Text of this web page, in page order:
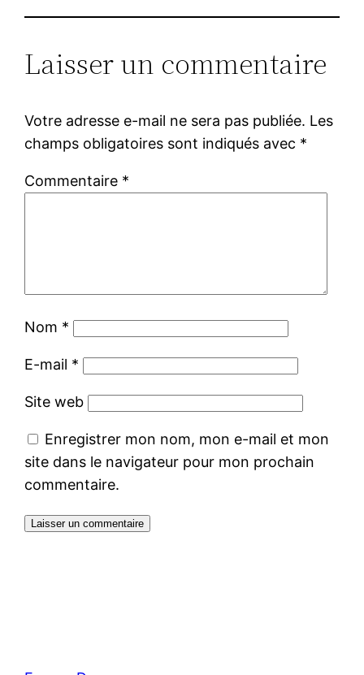
Laisser un commentaire
Votre adresse e-mail ne sera pas publiée. Les
champs obligatoires sont indiqués avec *
Commentaire *
Nom *
E-mail *
Site web
Enregistrer mon nom, mon e-mail et mon
site dans le navigateur pour mon prochain
commentaire.